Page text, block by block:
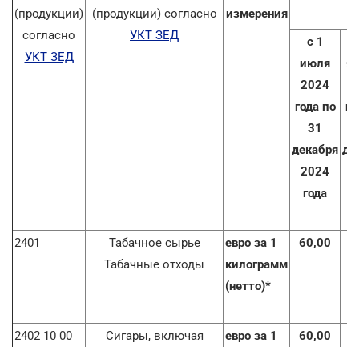
(продукции)
согласно
УКТ ЗЕД
(продукции) согласно
УКТ ЗЕД
измерения
с 1
июля
2024
года по
31
декабря
2024
года
2401
Табачное сырье
Табачные отходы
евро за 1
килограмм
(нетто)*
60,00
2402 10 00
Сигары, включая
евро за 1
60,00